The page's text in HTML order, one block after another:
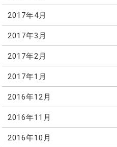
2017年4月
2017年3月
2017年2月
2017年1月
2016年12月
2016年11月
2016年10月